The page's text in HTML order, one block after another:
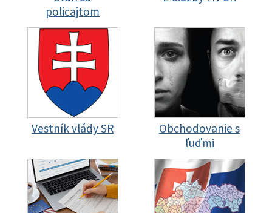
policajtom
Vestník vlády SR
Obchodovanie s
ľuďmi